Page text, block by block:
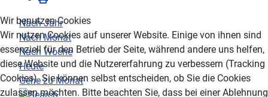
Nach Jahr
Nach Monat
Nach Woche
Heute
Gehe zu Monat
Wir benutzen Cookies
Wir nutzen Cookies auf unserer Website. Einige von ihnen sind
essenziell für den Betrieb der Seite, während andere uns helfen,
diese Website und die Nutzererfahrung zu verbessern (Tracking
Cookies). Sie können selbst entscheiden, ob Sie die Cookies
zulassen möchten. Bitte beachten Sie, dass bei einer Ablehnung